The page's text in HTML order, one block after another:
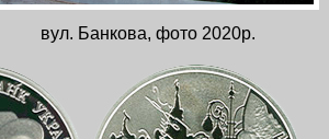
вул. Банкова, фото 2020р.